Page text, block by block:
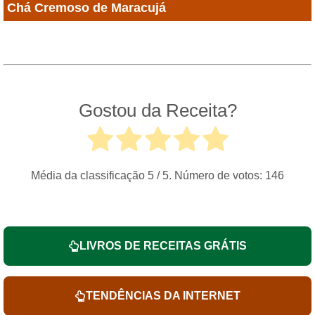
Chá Cremoso de Maracujá
Gostou da Receita?
Média da classificação 5 / 5. Número de votos: 146
LIVROS DE RECEITAS GRÁTIS
TENDÊNCIAS DA INTERNET